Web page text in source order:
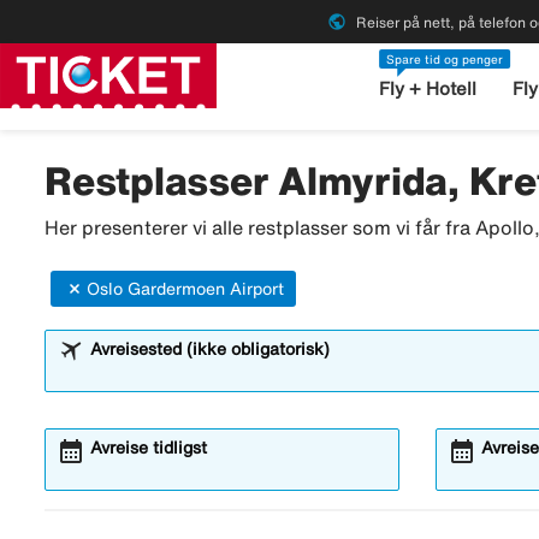
public Reiser på nett, på telefon
Spare tid og penger
Fly + Hotell Fly
Restplasser Almyrida,
Her presenterer vi alle restplasser som vi får fra
Avreisested (ikke obligatorisk)
Oslo Gardermoen Airport
Avreise tidligst
calendar_month calendar_month